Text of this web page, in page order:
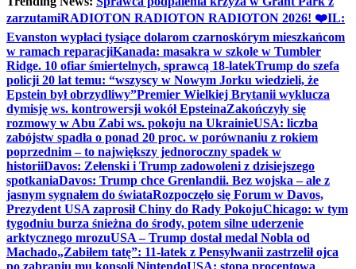
zarzutamiRADIOTON RADIOTON RADIOTON 2026! ❤️IL:
Evanston wypłaci tysiące dolarom czarnoskórym mieszkańcom
w ramach reparacjiKanada: masakra w szkole w Tumbler
Ridge. 10 ofiar śmiertelnych, sprawcą 18-latekTrump do szefa
policji 20 lat temu: “wszyscy w Nowym Jorku wiedzieli, że
Epstein był obrzydliwy”Premier Wielkiej Brytanii wyklucza
dymisję ws. kontrowersji wokół EpsteinaZakończyły się
rozmowy w Abu Zabi ws. pokoju na UkrainieUSA: liczba
zabójstw spadła o ponad 20 proc. w porównaniu z rokiem
poprzednim – to największy jednoroczny spadek w
historiiDavos: Zełenski i Trump zadowoleni z dzisiejszego
spotkaniaDavos: Trump chce Grenlandii. Bez wojska – ale z
jasnym sygnałem do świataRozpoczęło się Forum w Davos,
Prezydent USA zaprosił Chiny do Rady PokojuChicago: w tym
tygodniu burza śnieżna do środy, potem silne uderzenie
arktycznego mrozuUSA – Trump dostał medal Nobla od
Machado„Zabiłem tatę”: 11-latek z Pensylwanii zastrzelił ojca
po zabraniu mu konsoli NintendoUSA: stopa procentowa